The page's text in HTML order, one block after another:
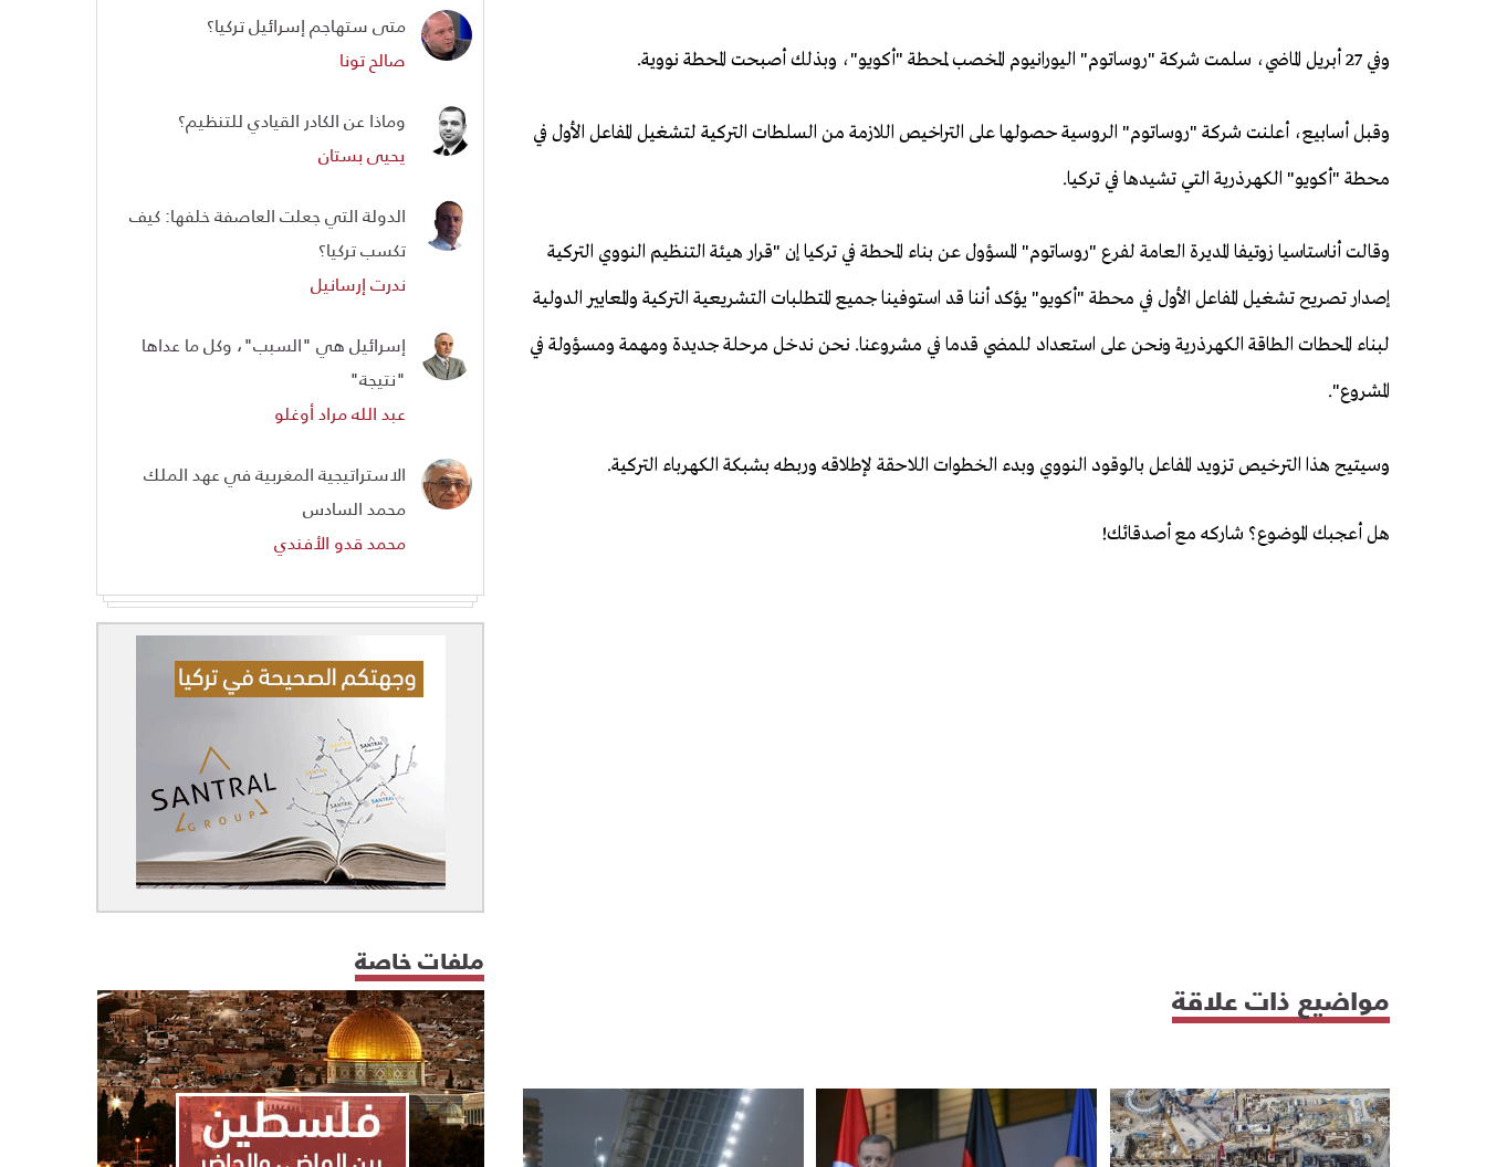
وفي 27 أبريل الماضي، سلمت شركة "روساتوم" اليورانيوم المخصب لمحطة "أكويو"، وبذلك أصبحت المحطة نووية.
وقبل أسابيع، أعلنت شركة "روساتوم" الروسية حصولها على التراخيص اللازمة من السلطات التركية لتشغيل المفاعل الأول في
محطة "أكويو" الكهرذرية التي تشيدها في تركيا.
وقالت أناستاسيا زوتيفا المديرة العامة لفرع "روساتوم" المسؤول عن بناء المحطة في تركيا إن "قرار هيئة التنظيم النووي التركية
إصدار تصريح تشغيل المفاعل الأول في محطة "أكويو" يؤكد أننا قد استوفينا جميع المتطلبات التشريعية التركية والمعايير الدولية
لبناء المحطات الطاقة الكهرذرية ونحن على استعداد للمضي قدما في مشروعنا. نحن ندخل مرحلة جديدة ومهمة ومسؤولة في
المشروع".
وسيتيح هذا الترخيص تزويد المفاعل بالوقود النووي وبدء الخطوات اللاحقة لإطلاقه وربطه بشبكة الكهرباء التركية.
هل أعجبك الموضوع؟ شاركه مع أصدقائك!
مواضيع ذات علاقة
متى ستهاجم إسرائيل تركيا؟
صالح تونا
وماذا عن الكادر القيادي للتنظيم؟
يحيى بستان
الدولة التي جعلت العاصفة خلفها: كيف
تكسب تركيا؟
ندرت إرسانيل
إسرائيل هي "السبب"، وكل ما عداها
"نتيجة"
عبد الله مراد أوغلو
الاستراتيجية المغربية في عهد الملك
محمد السادس
محمد قدو الأفندي
ملفات خاصة